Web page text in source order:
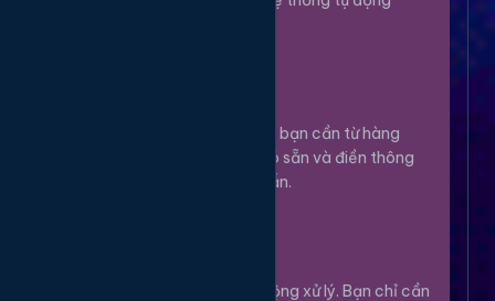
Lựa chọn dịch vụ bạn cần từ hàng
ngàn tùy chọn có sẵn và điền thông
tin theo hướng dẫn.
Hệ thống sẽ tự động xử lý. Bạn chỉ cần